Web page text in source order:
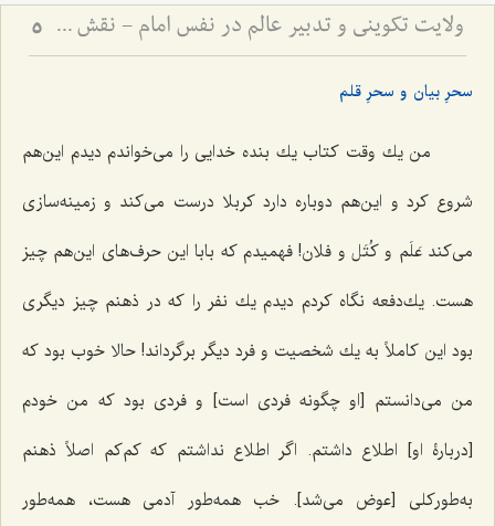
ولایت تکوینی و تدبیر عالم در نفس امام - نقش واسطه‌های ملکوتی در مدیریت جهان و اختیار انسان 5
سحرِ بیان و سحرِ قلم
من یك وقت کتاب یك بنده خدایى را مى‌خواندم دیدم این‌هم
شروع كرد و این‌هم دوباره دارد كربلا درست مى‌كند و زمینه‌سازى
مى‌كند عَلَم و کُتَل و فلان! فهمیدم که بابا این حرف‌های این‌هم چیز
هست. یك‌دفعه نگاه كردم دیدم یك نفر را كه در ذهنم چیز دیگرى
بود این كاملاً به یك شخصیت و فرد دیگر بر‌‌گرداند! حالا خوب بود كه
من مى‌دانستم [او چگونه فردی است] و فردی بود که من خودم
[دربارۀ او] اطلاع داشتم. اگر اطلاع نداشتم که كم‌كم اصلاً ذهنم
به‌طوركلى [عوض مى‌شد]. خب همه‌‌طور آدمی هست، همه‌طور